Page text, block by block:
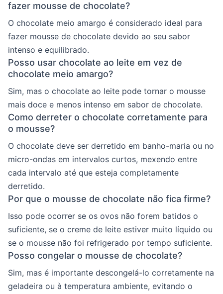
fazer mousse de chocolate?
O chocolate meio amargo é considerado ideal para
fazer mousse de chocolate devido ao seu sabor
intenso e equilibrado.
Posso usar chocolate ao leite em vez de
chocolate meio amargo?
Sim, mas o chocolate ao leite pode tornar o mousse
mais doce e menos intenso em sabor de chocolate.
Como derreter o chocolate corretamente para
o mousse?
O chocolate deve ser derretido em banho-maria ou no
micro-ondas em intervalos curtos, mexendo entre
cada intervalo até que esteja completamente
derretido.
Por que o mousse de chocolate não fica firme?
Isso pode ocorrer se os ovos não forem batidos o
suficiente, se o creme de leite estiver muito líquido ou
se o mousse não foi refrigerado por tempo suficiente.
Posso congelar o mousse de chocolate?
Sim, mas é importante descongelá-lo corretamente na
geladeira ou à temperatura ambiente, evitando o